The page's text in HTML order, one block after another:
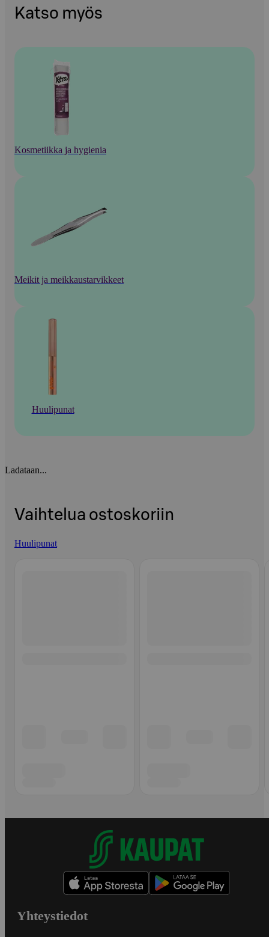
Katso myös
Kosmetiikka ja hygienia
Meikit ja meikkaustarvikkeet
Huulipunat
Ladataan...
Vaihtelua ostoskoriin
Huulipunat
Yhteystiedot